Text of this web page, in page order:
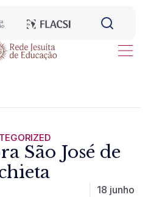
São José de
18 junho